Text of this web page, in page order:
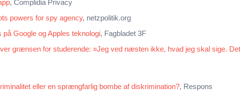
, Complidia Privacy
powers for spy agency, netzpolitik.org
Google og Apples teknologi, Fagbladet 3F
grænsen for studerende: »Jeg ved næsten ikke, hvad jeg skal sige.
eller en sprængfarlig bombe af diskrimination?, Respons